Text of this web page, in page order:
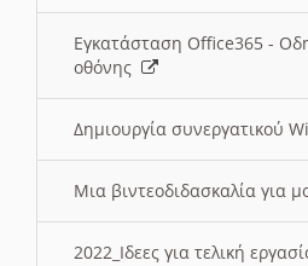
Εγκατάσταση Office365 -
οθόνης
Δημιουργία συνεργατικού
Μια βιντεοδιδασκαλία για
2022_Ιδεες για τελική